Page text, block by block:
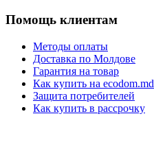
Помощь клиентам
Методы оплаты
Доставка по Молдове
Гарантия на товар
Как купить на ecodom.md
Защита потребителей
Как купить в рассрочку